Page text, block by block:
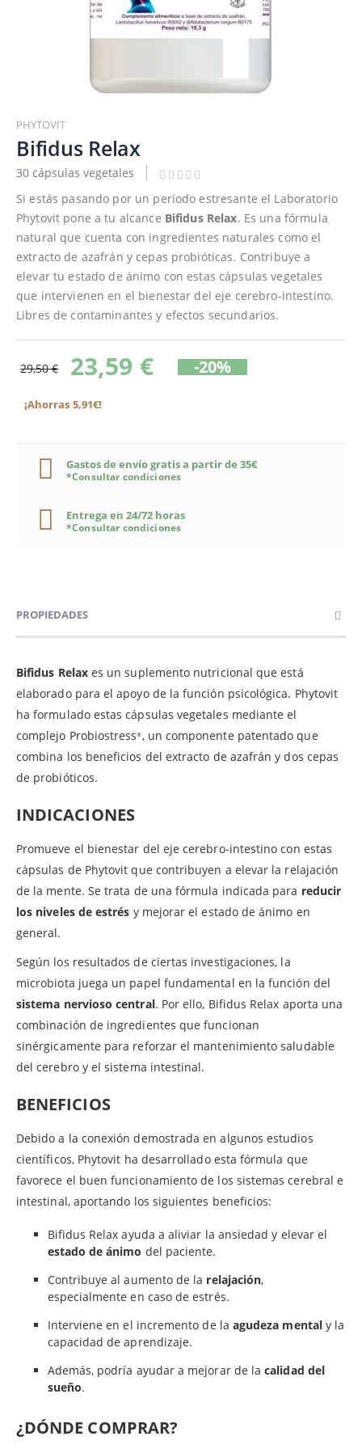
al
comienzo
de
la
galería
imágenes
PHYTOVIT
Bifidus Relax
30 cápsulas vegetales
Si estás pasando por un período estresante el Laboratorio
Phytovit pone a tu alcance Bifidus Relax. Es una fórmula
natural que cuenta con ingredientes naturales como el
extracto de azafrán y cepas probióticas. Contribuye a
elevar tu estado de ánimo con estas cápsulas vegetales
que intervienen en el bienestar del eje cerebro-intestino.
Libres de contaminantes y efectos secundarios.
29,50 € 23,59 € -20%
¡Ahorras 5,91€!
Gastos de envío gratis a partir de 35€
*Consultar condiciones
Entrega en 24/72 horas
*Consultar condiciones
PROPIEDADES
Bifidus Relax es un suplemento nutricional que está
elaborado para el apoyo de la función psicológica. Phytovit
ha formulado estas cápsulas vegetales mediante el
complejo Probiostress® , un componente patentado que
combina los beneficios del extracto de azafrán y dos cepas
de probióticos.
INDICACIONES
Promueve el bienestar del eje cerebro-intestino con estas
cápsulas de Phytovit que contribuyen a elevar la relajación
de la mente. Se trata de una fórmula indicada para reducir
los niveles de estrés y mejorar el estado de ánimo en
general.
Según los resultados de ciertas investigaciones, la
microbiota juega un papel fundamental en la función del
sistema nervioso central. Por ello, Bifidus Relax aporta una
combinación de ingredientes que funcionan
sinérgicamente para reforzar el mantenimiento saludable
del cerebro y el sistema intestinal.
BENEFICIOS
Debido a la conexión demostrada en algunos estudios
científicos, Phytovit ha desarrollado esta fórmula que
favorece el buen funcionamiento de los sistemas cerebral e
intestinal, aportando los siguientes beneficios:
Bifidus Relax ayuda a aliviar la ansiedad y elevar el
estado de ánimo del paciente.
Contribuye al aumento de la relajación,
especialmente en caso de estrés.
Interviene en el incremento de la agudeza mentaly la
capacidad de aprendizaje.
Además, podría ayudar a mejorar de lacalidad del
sueño.
¿DÓNDE COMPRAR?